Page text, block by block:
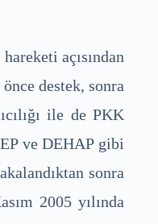
açısından
destek, sonra
ile de PKK
ve DEHAP gibi
sonra
2005 yılında